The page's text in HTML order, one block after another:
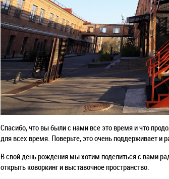
Спасибо, что вы были с нами все это время и что
для всех время. Поверьте, это очень поддерживает и
В свой день рождения мы хотим поделиться с вами
открыть коворкинг и выставочное пространство.